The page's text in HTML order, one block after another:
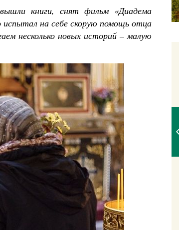
книги, снят фильм «Диадема
на себе скорую помощь отца
несколько новых историй – малую
Великомученик Георгий Победоносец. Научись у
святого
Роман Котов